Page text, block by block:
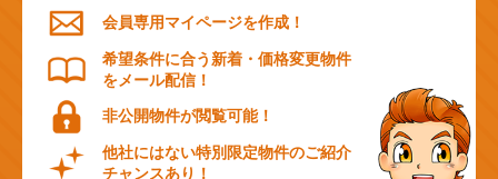
会員専用マイページを作成！
希望条件に合う新着・価格変更物件
をメール配信！
非公開物件が閲覧可能！
他社にはない特別限定物件のご紹介
チャンスあり！